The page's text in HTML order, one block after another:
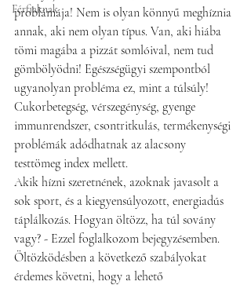
Férfiaknak
problámája! Nem is olyan könnyű meghíznia
annak, aki nem olyan típus. Van, aki hiába
tömi magába a pizzát somlóival, nem tud
gömbölyödni! Egészségügyi szempontból
ugyanolyan probléma ez, mint a túlsúly!
Cukorbetegség, vérszegénység, gyenge
immunrendszer, csontritkulás, termékenységi
problémák adódhatnak az alacsony
testtömeg index mellett.
Akik hízni szeretnének, azoknak javasolt a
sok sport, és a kiegyensúlyozott, energiadús
táplálkozás. Hogyan öltözz, ha túl sovány
vagy? - Ezzel foglalkozom bejegyzésemben.
Öltözködésben a következő szabályokat
érdemes követni, hogy a lehető